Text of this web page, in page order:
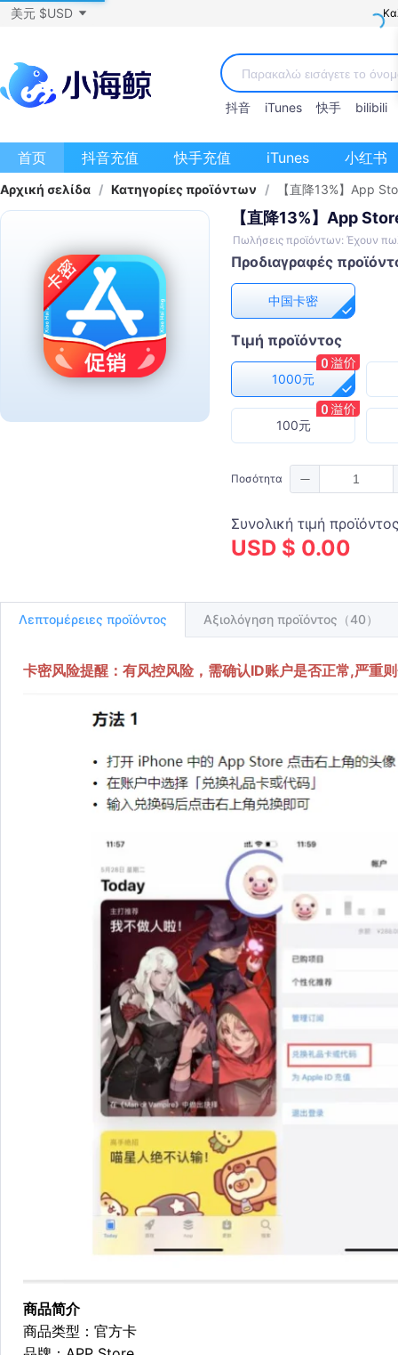
美元 $USD
抖音 iTunes 快手 bilibili
首页 抖音充值 快手充值 iTunes 小红书
Αρχική σελίδα / Κατηγορίες προϊόντων / 【直降13%】App
【直降13%】App
Πωλήσεις προϊόντων: Έχουν
Προδιαγραφές
中国卡密
Τιμή προϊόντος
1000元
100元
Ποσότητα
Συνολική τιμή
USD $ 0.00
Λεπτομέρειες προϊόντος Αξιολόγηση προϊόντος（40）
卡密风险提醒：有风控风险，需确认ID账户是否正常,严重
商品简介
商品类型：官方卡